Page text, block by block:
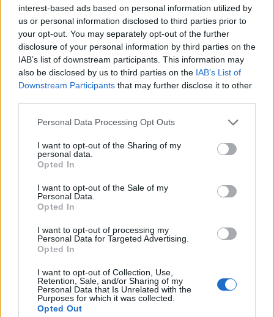
interest-based ads based on personal information utilized by
us or personal information disclosed to third parties prior to
your opt-out. You may separately opt-out of the further
disclosure of your personal information by third parties on the
IAB’s list of downstream participants. This information may
also be disclosed by us to third parties on the IAB’s List of
Downstream Participants that may further disclose it to other
Personal Data Processing Opt Outs
I want to opt-out of the Sharing of my
personal data.
Opted In
I want to opt-out of the Sale of my
Personal Data.
Opted In
I want to opt-out of processing my
Personal Data for Targeted Advertising.
Opted In
I want to opt-out of Collection, Use,
Retention, Sale, and/or Sharing of my
Personal Data that Is Unrelated with the
Purposes for which it was collected.
Opted Out
siamo in prima fascia come in passato»
8 Set 2021
Gran colpo dell'Ossese, per la difesa c'è l'ex
Torres Riccardo Idda
7 Ago 2026
Il Monastir 1983 si trasforma da Associazione
Sportiva in Srl
7 Ago 2026